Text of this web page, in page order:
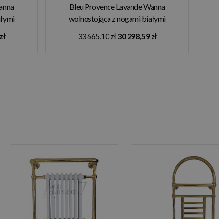
Bleu Provence Lavande Wanna
wolnostojąca z nogami białymi
33 665,10 zł30 298,59 zł